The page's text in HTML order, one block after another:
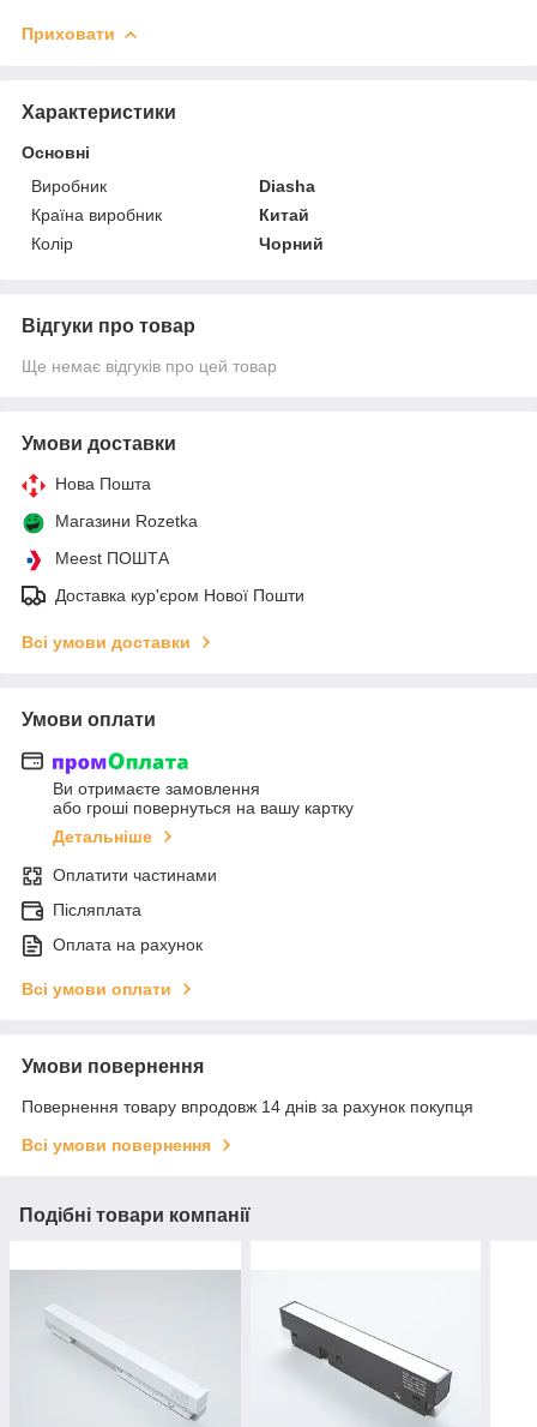
Приховати
Характеристики
Основні
Виробник
Diasha
Країна виробник
Китай
Колір
Чорний
Відгуки про товар
Ще немає відгуків про цей товар
Умови доставки
Нова Пошта
Магазини Rozetka
Meest ПОШТА
Доставка кур'єром Нової Пошти
Всі умови доставки
Умови оплати
Ви отримаєте замовлення
або гроші повернуться на вашу картку
Детальніше
Оплатити частинами
Післяплата
Оплата на рахунок
Всі умови оплати
Умови повернення
Повернення товару впродовж 14 днів за рахунок покупця
Всі умови повернення
Подібні товари компанії